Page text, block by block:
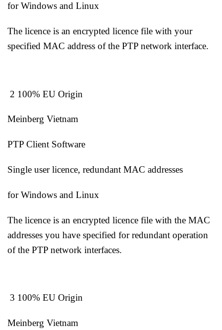
for Windows and Linux
The licence is an encrypted licence file with your
specified MAC address of the PTP network interface.
2 100% EU Origin
Meinberg Vietnam
PTP Client Software
Single user licence, redundant MAC addresses
for Windows and Linux
The licence is an encrypted licence file with the MAC
addresses you have specified for redundant operation
of the PTP network interfaces.
3 100% EU Origin
Meinberg Vietnam